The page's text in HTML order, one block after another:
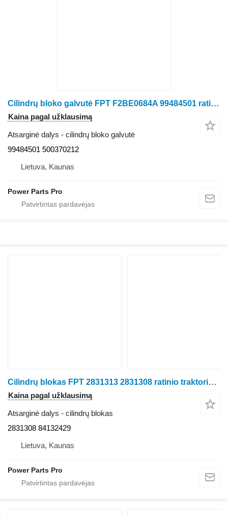
Cilindrų bloko galvutė FPT F2BE0684A 99484501 ratinio traktoriaus
Kaina pagal užklausimą
Atsarginė dalys - cilindrų bloko galvutė
99484501 500370212
Lietuva, Kaunas
Power Parts Pro
Cilindrų blokas FPT 2831313 2831308 ratinio traktoriaus
Kaina pagal užklausimą
Atsarginė dalys - cilindrų blokas
2831308 84132429
Lietuva, Kaunas
Power Parts Pro